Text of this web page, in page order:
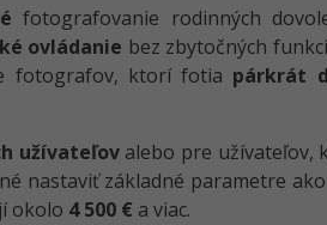
fotografovanie rodinných
ovládanie bez zbytočných
fotografov, ktorí fotia párkrát
užívateľovalebo pre užívateľov,
nastaviť základné parametre
okolo 4 500 € a viac.